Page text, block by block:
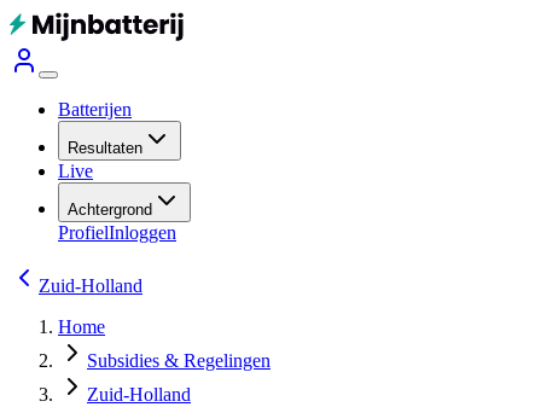
Batterijen
Resultaten
Live
Achtergrond
ProfielInloggen
Zuid-Holland
Home
Subsidies & Regelingen
Zuid-Holland